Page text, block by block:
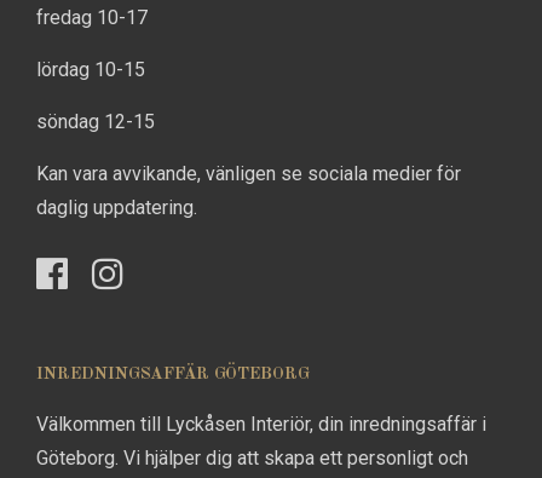
fredag 10-17
lördag 10-15
söndag 12-15
Kan vara avvikande, vänligen se sociala medier för
daglig uppdatering.
INREDNINGSAFFÄR GÖTEBORG
Välkommen till Lyckåsen Interiör, din inredningsaffär i
Göteborg. Vi hjälper dig att skapa ett personligt och